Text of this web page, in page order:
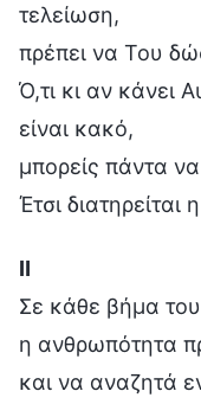
τελείωση,
πρέπει να Του
Ό,τι κι αν κάνει
είναι κακό,
μπορείς πάντα
Έτσι διατηρείται
Ⅱ
Σε κάθε βήμα
η ανθρωπότητα
και να αναζητά